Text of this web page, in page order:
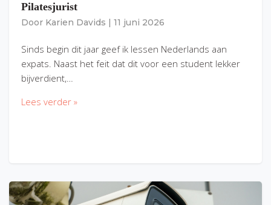
Pilatesjurist
Door Karien Davids 11 juni 2026
Sinds begin dit jaar geef ik lessen Nederlands aan
expats. Naast het feit dat dit voor een student lekker
bijverdient,…
Lees verder »